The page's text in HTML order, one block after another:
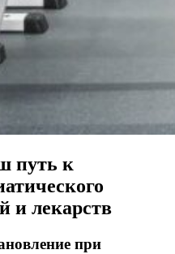
путь к
и лекарств
при